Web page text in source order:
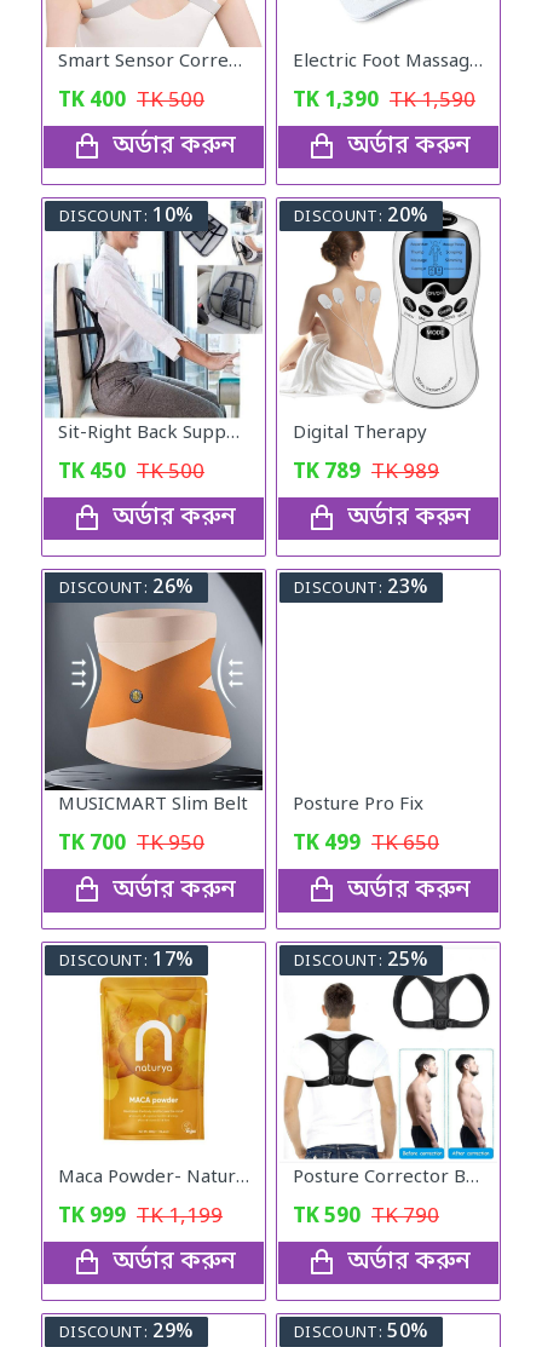
Smart Sensor Corrector
TK 400 TK500
অর্ডার করুন
Electric Foot Massager
TK 1,390 TK1,590
অর্ডার করুন
DISCOUNT: 10%
Sit-Right Back Support
TK 450 TK500
অর্ডার করুন
DISCOUNT: 20%
Digital Therapy
TK 789 TK989
অর্ডার করুন
DISCOUNT: 26%
MUSICMART Slim Belt
TK 700 TK950
অর্ডার করুন
DISCOUNT: 23%
Posture Pro Fix
TK 499 TK650
অর্ডার করুন
DISCOUNT: 17%
Maca Powder- Naturya Organic
TK 999 TK1,199
অর্ডার করুন
DISCOUNT: 25%
Posture Corrector Back Adjustable Posture
TK590 TK790
অর্ডার করুন
DISCOUNT: 29% DISCOUNT: 50%